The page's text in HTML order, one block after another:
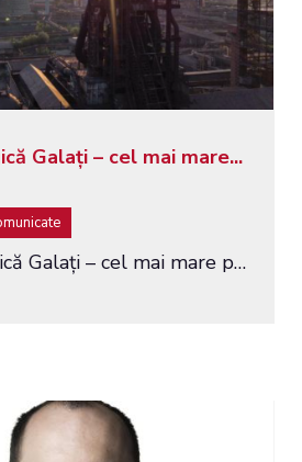
Galați – cel mai mare...
Uzina Siderurgică Galați – cel mai mare producător integrat de oțel din România – a fost pusă la vânzare prin licitație...